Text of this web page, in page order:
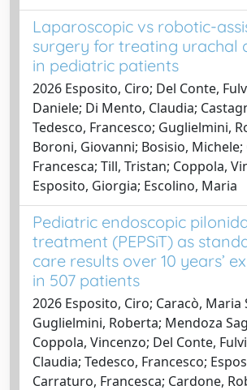
Laparoscopic vs robotic-
surgery for treating urachal
in pediatric patients
2026 Esposito, Ciro; Del Conte,
Daniele; Di Mento, Claudia;
Tedesco, Francesco; Guglielmini,
Boroni, Giovanni; Bosisio,
Francesca; Till, Tristan; Coppola,
Esposito, Giorgia; Escolino, Maria
Pediatric endoscopic
treatment (PEPSiT) as
care results over 10 years’
in 507 patients
2026 Esposito, Ciro; Caracò, Maria
Guglielmini, Roberta; Mendoza
Coppola, Vincenzo; Del Conte,
Claudia; Tedesco, Francesco;
Carraturo, Francesca; Cardone,